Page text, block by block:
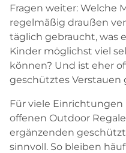
Fragen weiter: Welche
regelmäßig draußen
täglich gebraucht, was
Kinder möglichst viel
können? Und ist eher
geschütztes Verstauen
Für viele
offenen Outdoor
ergänzenden
sinnvoll. So bleiben